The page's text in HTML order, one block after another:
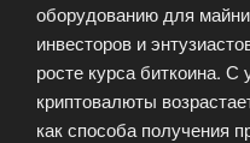
оборудованию для
инвесторов и
росте курса биткоина.
криптовалюты
как способа получения